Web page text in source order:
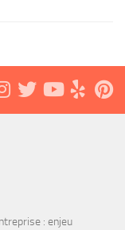
: enjeu